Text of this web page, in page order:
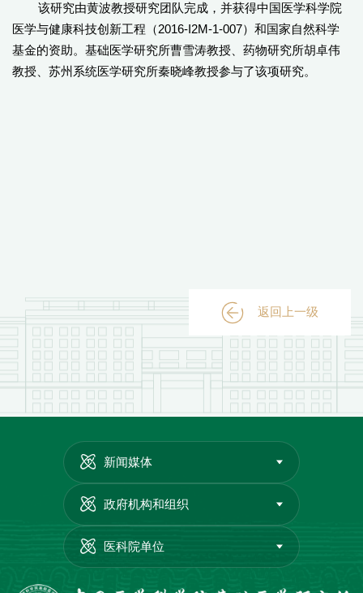
该研究由黄波教授研究团队完成，并获得中国医学科学院
医学与健康科技创新工程（2016-I2M-1-007）和国家自然科学
基金的资助。基础医学研究所曹雪涛教授、药物研究所胡卓伟
教授、苏州系统医学研究所秦晓峰教授参与了该项研究。
返回上一级
新闻媒体
政府机构和组织
医科院单位